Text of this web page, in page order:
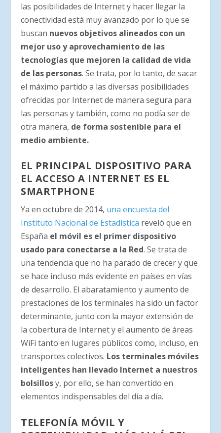
las posibilidades de Internet y hacer llegar la
conectividad está muy avanzado por lo que se
buscan nuevos objetivos alineados con un
mejor uso y aprovechamiento de las
tecnologías que mejoren la calidad de vida
de las personas. Se trata, por lo tanto, de sacar
el máximo partido a las diversas posibilidades
ofrecidas por Internet de manera segura para
las personas y también, como no podía ser de
otra manera, de forma sostenible para el
medio ambiente.
EL PRINCIPAL DISPOSITIVO PARA
EL ACCESO A INTERNET ES EL
SMARTPHONE
Ya en octubre de 2014, una encuesta del
Instituto Nacional de Estadística reveló que en
España el móvil es el primer dispositivo
usado para conectarse a la Red. Se trata de
una tendencia que no ha parado de crecer y que
se hace incluso más evidente en países en vías
de desarrollo. El abaratamiento y aumento de
prestaciones de los terminales ha sido un factor
determinante, junto con la mayor extensión de
la cobertura de Internet y el aumento de áreas
WiFi tanto en lugares públicos como, incluso, en
transportes colectivos. Los terminales móviles
inteligentes han llevado Internet a nuestros
bolsillosy, por ello, se han convertido en
elementos indispensables del día a día.
TELEFONÍA MÓVIL Y